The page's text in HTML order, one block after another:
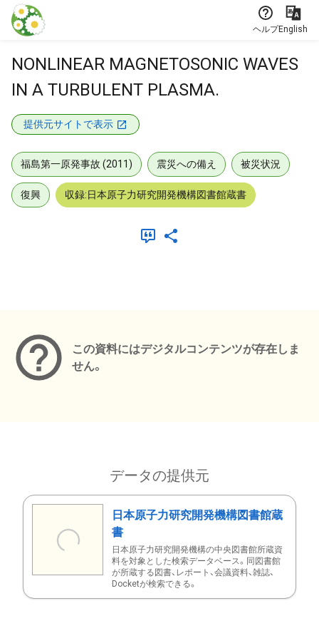
本文に飛ぶ
ヘルプEnglish
NONLINEAR MAGNETOSONIC WAVES
IN A TURBULENT PLASMA.
提供元サイトで表示
福島第一原発事故 (2011) 震災への備え 被災状況
復興 収録:日本原子力研究開発機構図書館蔵書
この資料にはデジタルコンテンツが存在しま
せん。
データの提供元
日本原子力研究開発機構図書館蔵
書
日本原子力研究開発機構の中央図書館所蔵資
料を対象とした検索データベース。同図書館
が所蔵する図書、レポート、会議資料、雑誌、
Docketが検索できる。